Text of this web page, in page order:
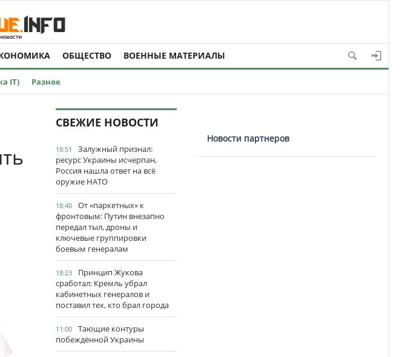
ОБЩЕСТВО ВОЕННЫЕ МАТЕРИАЛЫ
IT) Разное
СВЕЖИЕ НОВОСТИ
18:51
Залужный признал:
ресурс Украины исчерпан,
Россия нашла ответ на всё
оружие НАТО
18:40
От «паркетных» к
фронтовым: Путин внезапно
передал тыл, дроны и
ключевые группировки
боевым генералам
18:23
Принцип Жукова
сработал: Кремль убрал
кабинетных генералов и
поставил тех, кто брал города
11:00
Тающие контуры
побеждённой Украины
Новости партнеров